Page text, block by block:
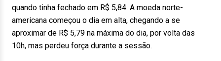
quando tinha fechado em R$ 5,84. A moeda norte-
americana começou o dia em alta, chegando a se
aproximar de R$ 5,79 na máxima do dia, por volta das
10h, mas perdeu força durante a sessão.